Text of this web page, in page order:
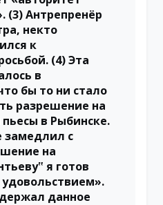
(3) Антрепренёр
некто
к
(4) Эта
в
бы то ни стало
разрешение на
пьесы в Рыбинске.
замедлил с
на
я готов
данное